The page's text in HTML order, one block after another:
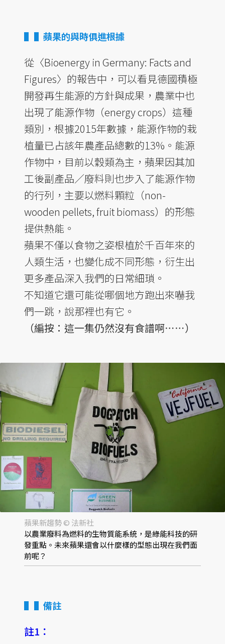
▌蘋果的與時俱進根據
從〈Bioenergy in Germany: Facts and
Figures〉的報告中，可以看見德國積極
開發再生能源的方針與成果，農業中也
出現了能源作物（energy crops）這種
類別，根據2015年數據，能源作物的栽
植量已占該年農產品總數的13%。能源
作物中，目前以穀類為主，蘋果因其加
工後副產品／廢料則也步入了能源作物
的行列，主要以燃料顆粒（non-
wooden pellets, fruit biomass）的形態
提供熱能。
蘋果不僅以食物之姿根植於千百年來的
人類生活，也變化成不同形態，衍生出
更多產品深入我們的日常細瑣。
不知道它還可能從哪個地方跑出來嚇我
們一跳，說那裡也有它。
（編按：這一集仍然沒有食譜啊⋯⋯）
蘋果新趨勢 © 法新社
以農業廢料為燃料的生物質能系統，是綠能科技的研
發重點。未來蘋果還會以什麼樣的型態出現在我們面
前呢？
▌備註
註1：